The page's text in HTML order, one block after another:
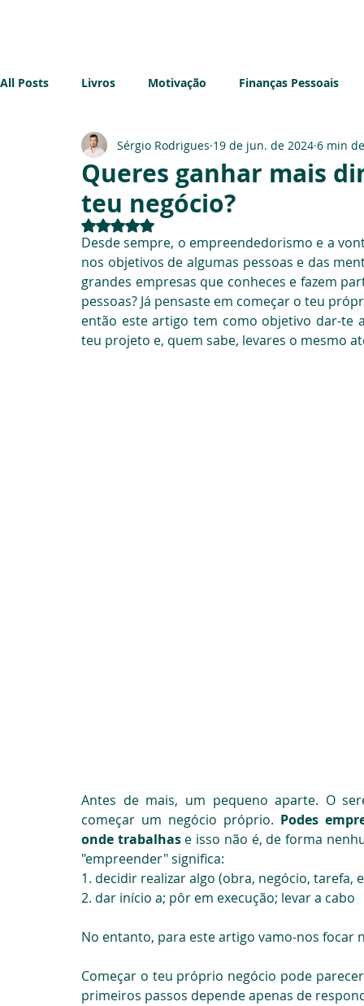
All Posts Livros Motivação Finanças Pessoais
Imobiliário Sustentabilidade Impostos
Queres ganhar mais
teu negócio?
Sérgio Rodrigues 19 de jun. de 2024 6 min
Avaliado com NaN de 5 estrelas.
Desde sempre, o empreendedorismo e a
nos objetivos de algumas pessoas e das
grandes empresas que conheces e fazem
pessoas? Já pensaste em começar o teu
então este artigo tem como objetivo dar-te
teu projeto e, quem sabe, levares o mesmo
Antes de mais, um pequeno aparte. O
começar um negócio próprio. Podes
onde trabalhas e isso não é, de forma
"empreender" significa:
1. decidir realizar algo (obra, negócio, tarefa,
2. dar início a; pôr em execução; levar a cabo
No entanto, para este artigo vamo-nos
Começar o teu próprio negócio pode
primeiros passos depende apenas de